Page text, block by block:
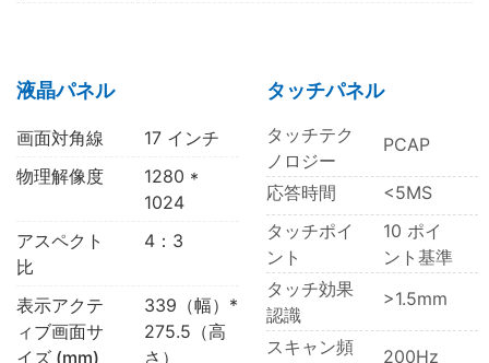
液晶パネル
画面対角線
17 インチ
物理解像度
1280 *
1024
アスペクト
比
4：3
表示アクテ
ィブ画面サ
イズ (mm)
339（幅）*
275.5（高
さ）
タッチパネル
タッチテク
ノロジー
PCAP
応答時間
<5MS
タッチポイ
ント
10 ポイ
ント基準
タッチ効果
認識
>1.5mm
スキャン頻
200Hz